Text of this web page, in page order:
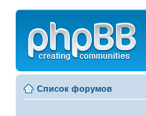
Список форумов